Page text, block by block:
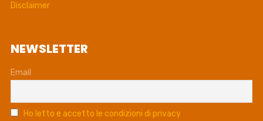
Disclaimer
NEWSLETTER
Email
Ho letto e accetto le condizioni di privacy